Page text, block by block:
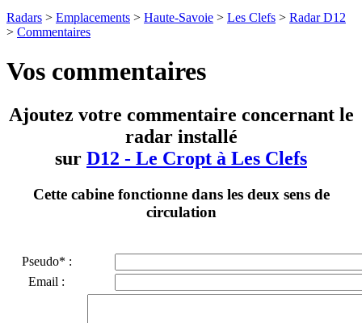
Radars > Emplacements > Haute-Savoie > Les Clefs > Radar D12
> Commentaires
Vos commentaires
Ajoutez votre commentaire concernant le
radar installé
sur D12 - Le Cropt à Les Clefs
Cette cabine fonctionne dans les deux sens de
circulation
Pseudo* :
Email :